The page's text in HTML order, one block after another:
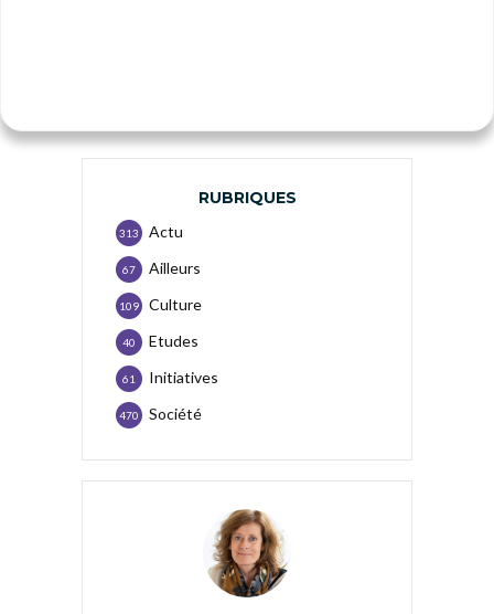
RUBRIQUES
Actu
313
Ailleurs
67
Culture
109
Etudes
40
Initiatives
61
Société
470